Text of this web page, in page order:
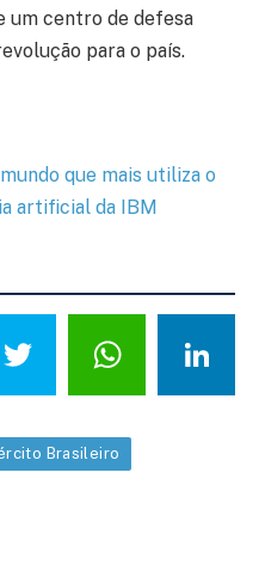
um centro de defesa
para o país.
que mais utiliza o
artificial da IBM
Twitter
Brasileiro